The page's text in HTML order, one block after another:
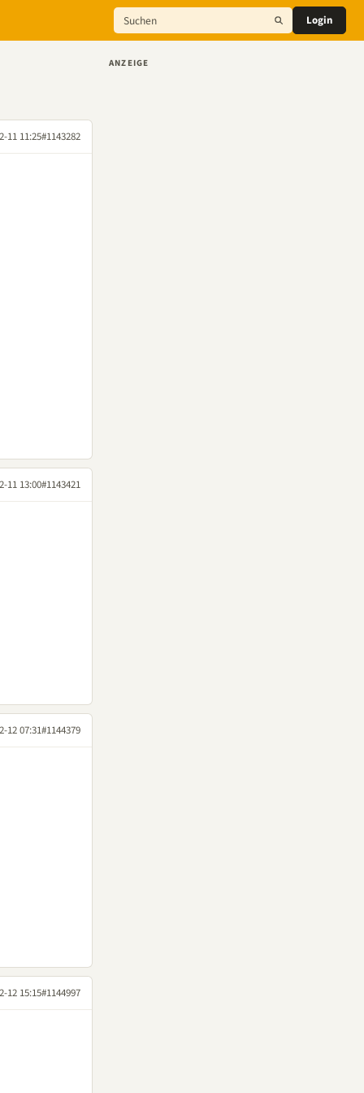
Login
11 11:25#1143282
11 13:00#1143421
12 07:31#1144379
12 15:15#1144997
ANZEIGE